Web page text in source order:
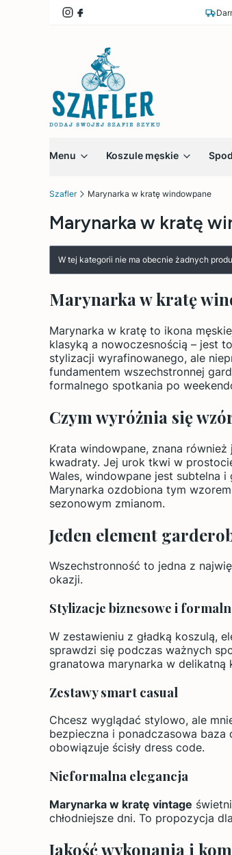
Menu Koszule męskie
Szafler Marynarka w kratę windowpane
Marynarka w kratę
Lista produktów
W tej kategorii nie ma obecnie żadnych
Marynarka w kratę
Marynarka w kratę to ikona
klasyką a nowoczesnością – jest
stylizacji wyrafinowanego, ale
fundamentem wszechstronnej
formalnego spotkania po
Czym wyróżnia się
Krata windowpane, znana
kwadraty. Jej urok tkwi w
Wales, windowpane jest subtelna
Marynarka ozdobiona tym
sezonowym zmianom.
Jeden element
Wszechstronność to jedna z
okazji.
Stylizacje biznesowe i
W zestawieniu z gładką koszulą,
sprawdzi się podczas ważnych
granatowa marynarka w
Zestawy smart casual
Chcesz wyglądać stylowo, ale
bezpieczna i ponadczasowa
obowiązuje ścisły dress code.
Nieformalna elegancja
Marynarka w kratę vintage
chłodniejsze dni. To propozycja
Jakość wykonania i